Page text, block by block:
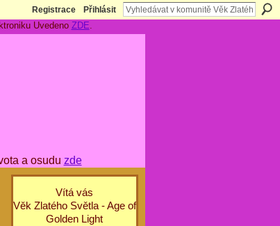
Registrace Přihlásit
Uvedeno ZDE.
a osudu zde
Vítá vás
Věk Zlatého Světla - Age of
Golden Light